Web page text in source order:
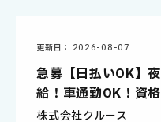
更新日 2026-08-07
急募【日払いOK】
給！車通勤OK！資
株式会社クルース